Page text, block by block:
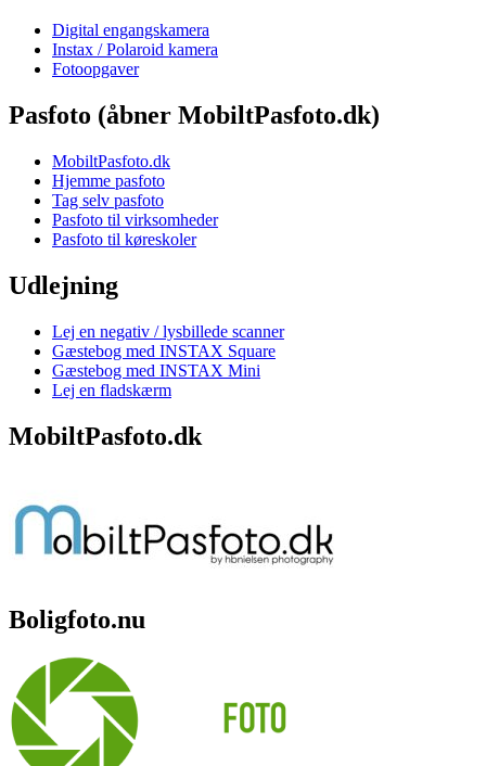
Digital engangskamera
Instax / Polaroid kamera
Fotoopgaver
Pasfoto (åbner MobiltPasfoto.dk)
MobiltPasfoto.dk
Hjemme pasfoto
Tag selv pasfoto
Pasfoto til virksomheder
Pasfoto til køreskoler
Udlejning
Lej en negativ / lysbillede scanner
Gæstebog med INSTAX Square
Gæstebog med INSTAX Mini
Lej en fladskærm
MobiltPasfoto.dk
Boligfoto.nu